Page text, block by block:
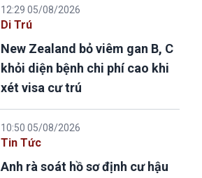
12:29 05/08/2026
Di Trú
New Zealand bỏ viêm gan B, C
khỏi diện bệnh chi phí cao khi
xét visa cư trú
10:50 05/08/2026
Tin Tức
Anh rà soát hồ sơ định cư hậu